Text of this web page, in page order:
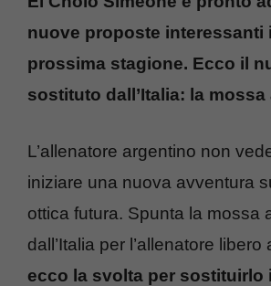
nuove proposte interessanti
prossima stagione. Ecco il
sostituto dall’Italia: la
L’allenatore argentino non
iniziare una nuova avventura
ottica futura. Spunta la mossa
dall’Italia per l’allenatore libero
ecco la svolta per sostituirlo